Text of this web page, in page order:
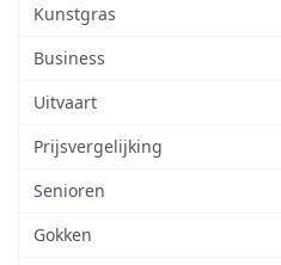
Kunstgras
Business
Uitvaart
Prijsvergelijking
Senioren
Gokken